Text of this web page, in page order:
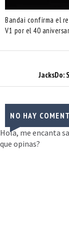
Bandai confirma el
V1 por el 40
JacksDo:
NO HAY
Hola, me encanta
que opinas?